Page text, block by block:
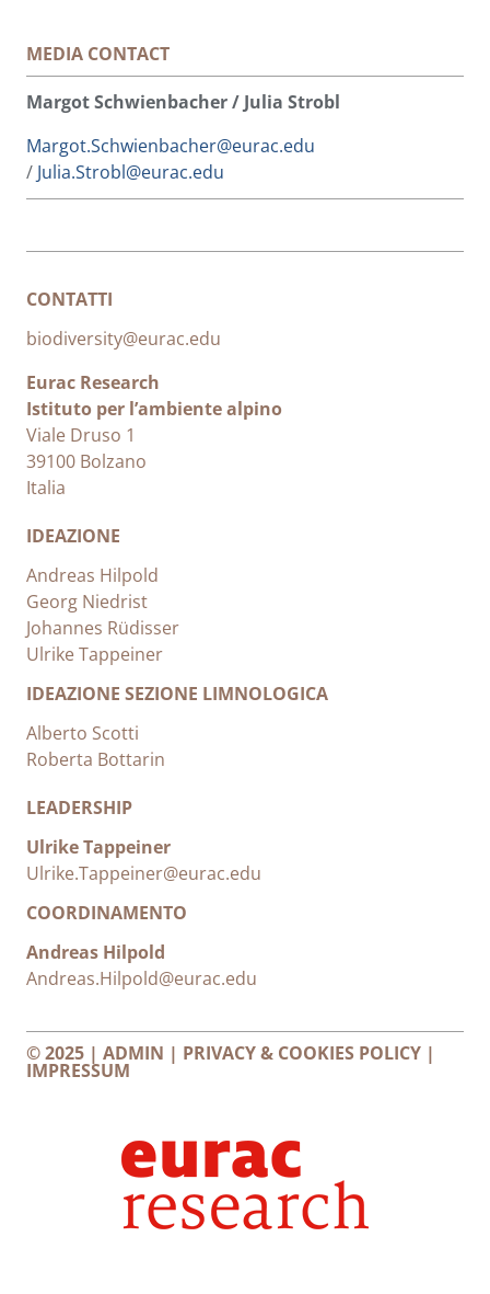
MEDIA CONTACT
Margot Schwienbacher / Julia Strobl
Margot.Schwienbacher@eurac.edu
/ Julia.Strobl@eurac.edu
CONTATTI
biodiversity@eurac.edu
Eurac Research
Istituto per l’ambiente alpino
Viale Druso 1
39100 Bolzano
Italia
IDEAZIONE
Andreas Hilpold
Georg Niedrist
Johannes Rüdisser
Ulrike Tappeiner
IDEAZIONE SEZIONE LIMNOLOGICA
Alberto Scotti
Roberta Bottarin
LEADERSHIP
Ulrike Tappeiner
Ulrike.Tappeiner@eurac.edu
COORDINAMENTO
Andreas Hilpold
Andreas.Hilpold@eurac.edu
© 2025 | ADMIN | PRIVACY & COOKIES POLICY |
IMPRESSUM